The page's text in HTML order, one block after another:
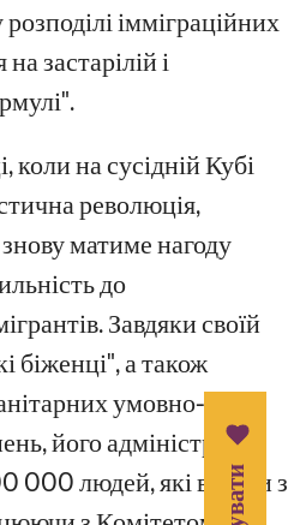
імміграційних
застарілій і
коли на сусідній Кубі
революція,
матиме нагоду
до
Завдяки своїй
біженці", а також
умовно-
його адміністрація
000 людей, які втекли з